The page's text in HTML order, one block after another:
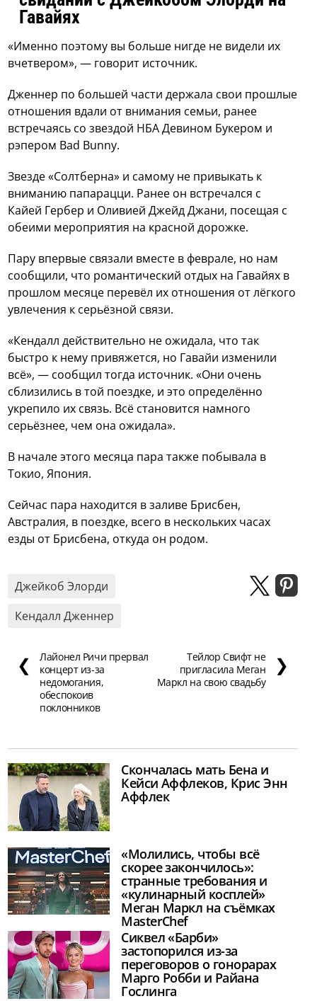
Гавайях
«Именно поэтому вы больше нигде не видели их
вчетвером», — говорит источник.
Дженнер по большей части держала свои прошлые
отношения вдали от внимания семьи, ранее
встречаясь со звездой НБА Девином Букером и
рэпером Bad Bunny.
Звезде «Солтберна» и самому не привыкать к
вниманию папарацци. Ранее он встречался с
Кайей Гербер и Оливией Джейд Джани, посещая с
обеими мероприятия на красной дорожке.
Пару впервые связали вместе в феврале, но нам
сообщили, что романтический отдых на Гавайях в
прошлом месяце перевёл их отношения от лёгкого
увлечения к серьёзной связи.
«Кендалл действительно не ожидала, что так
быстро к нему привяжется, но Гавайи изменили
всё», — сообщил тогда источник. «Они очень
сблизились в той поездке, и это определённо
укрепило их связь. Всё становится намного
серьёзнее, чем она ожидала».
В начале этого месяца пара также побывала в
Токио, Япония.
Сейчас пара находится в заливе Брисбен,
Австралия, в поездке, всего в нескольких часах
езды от Брисбена, откуда он родом.
Джейкоб Элорди
Кендалл Дженнер
❮
Лайонел Ричи прервал
концерт из-за
недомогания,
обеспокоив
поклонников
Тейлор Свифт не
пригласила Меган
Маркл на свою свадьбу
❯
Скончалась мать Бена и
Кейси Аффлеков, Крис Энн
Аффлек
«Молились, чтобы всё
скорее закончилось»:
странные требования и
«кулинарный косплей»
Меган Маркл на съёмках
MasterChef
Сиквел «Барби»
застопорился из-за
переговоров о гонорарах
Марго Робби и Райана
Гослинга